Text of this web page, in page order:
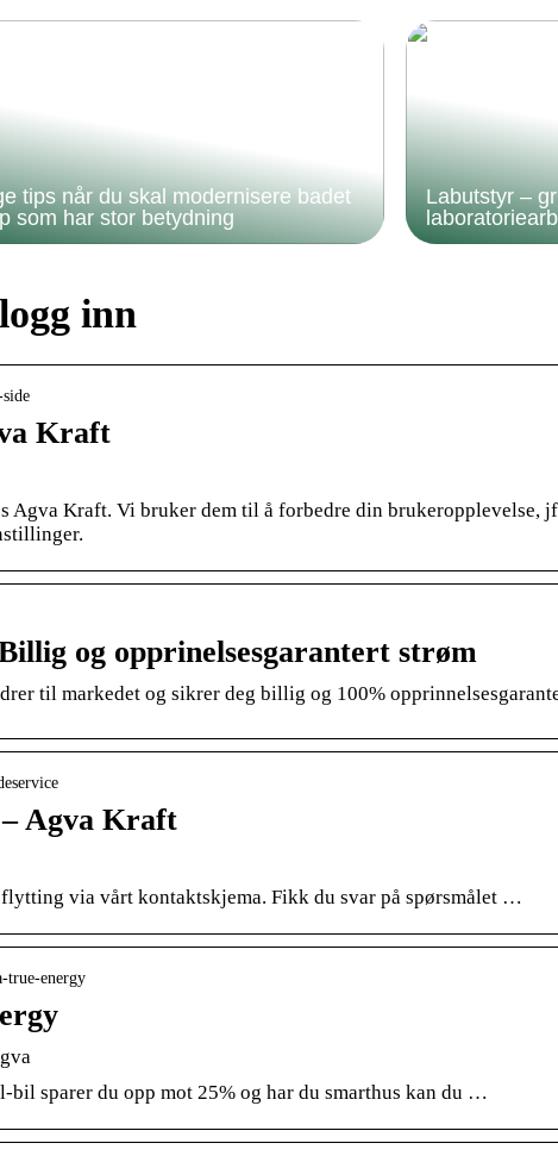
tips når du skal modernisere badet
som har stor betydning
Labutstyr –
inn
Kraft
Agva Kraft. Vi bruker dem til å forbedre din brukeropplevelse,
og opprinelsesgarantert strøm
til markedet og sikrer deg billig og 100%
Agva Kraft
via vårt kontaktskjema. Fikk du svar på spørsmålet …
true-energy
bil sparer du opp mot 25% og har du smarthus kan du …